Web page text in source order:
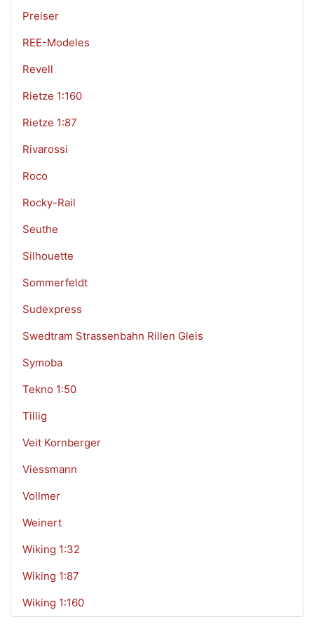
Preiser
REE-Modeles
Revell
Rietze 1:160
Rietze 1:87
Rivarossi
Roco
Rocky-Rail
Seuthe
Silhouette
Sommerfeldt
Sudexpress
Swedtram Strassenbahn Rillen Gleis
Symoba
Tekno 1:50
Tillig
Veit Kornberger
Viessmann
Vollmer
Weinert
Wiking 1:32
Wiking 1:87
Wiking 1:160